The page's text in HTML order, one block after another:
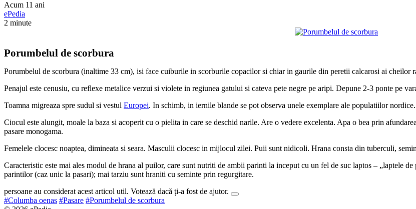
Acum 11 ani
ePedia
2 minute
Porumbelul de scorbura
Porumbelul de scorbura (inaltime 33 cm), isi face cuiburile in scorburile copacilor si chiar in gaurile din peretii calcarosi ai cheilor
Penajul este cenusiu, cu reflexe metalice verzui si violete in regiunea gatului si cateva pete negre pe aripi. Depune 2-3 ponte pe
Toamna migreaza spre sudul si vestul Europei. In schimb, in iernile blande se pot observa unele exemplare ale populatiilor
Ciocul este alungit, moale la baza si acoperit cu o pielita in care se deschid narile. Are o vedere excelenta. Apa o bea prin
pasare monogama.
Femelele clocesc noaptea, dimineata si seara. Masculii clocesc in mijlocul zilei. Puii sunt nidicoli. Hrana consta din tuberculi,
Caracteristic este mai ales modul de hrana al puilor, care sunt nutriti de ambii parinti la inceput cu un fel de suc laptos – „laptele
parintilor (caz unic la pasari); mai tarziu sunt hraniti cu seminte prin regurgitare.
persoane au considerat acest articol util. Votează dacă ți-a fost de ajutor.
#Columba oenas #Pasare #Porumbelul de scorbura